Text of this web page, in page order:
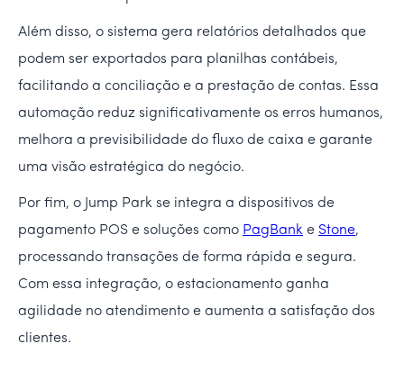
Além disso, o sistema gera relatórios detalhados que
podem ser exportados para planilhas contábeis,
facilitando a conciliação e a prestação de contas. Essa
automação reduz significativamente os erros humanos,
melhora a previsibilidade do fluxo de caixa e garante
uma visão estratégica do negócio.
Por fim, o Jump Park se integra a dispositivos de
pagamento POS e soluções como PagBank e Stone,
processando transações de forma rápida e segura.
Com essa integração, o estacionamento ganha
agilidade no atendimento e aumenta a satisfação dos
clientes.